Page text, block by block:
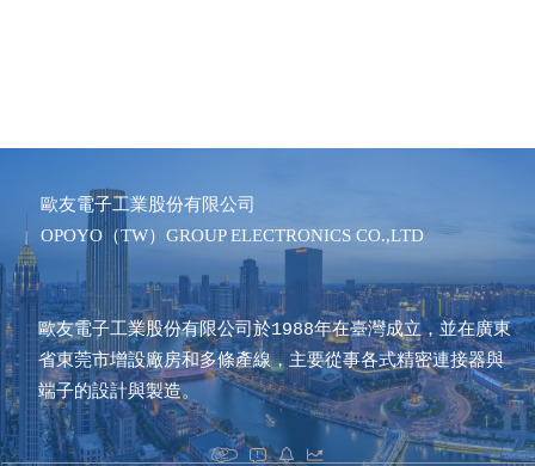
歐友電子工業股份有限公司
OPOYO（TW）GROUP ELECTRONICS CO.,LTD
歐友電子工業股份有限公司於1988年在臺灣成立，並在廣東
省東莞市增設廠房和多條產線，主要從事各式精密連接器與
端子的設計與製造。